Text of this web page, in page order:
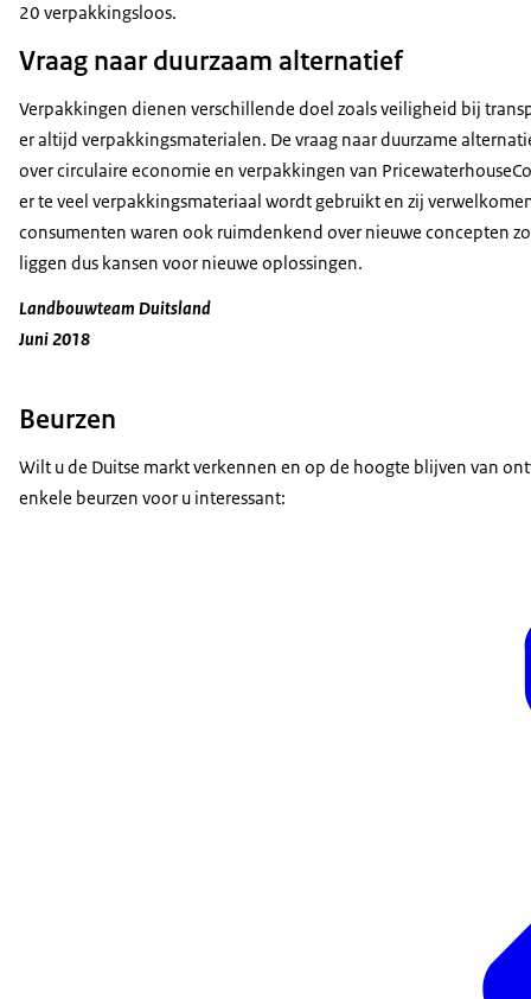
20 verpakkingsloos.
Vraag naar duurzaam alternatief
Verpakkingen dienen verschillende doel zoals veiligheid bij
er altijd verpakkingsmaterialen. De vraag naar duurzame
over circulaire economie en verpakkingen van
er te veel verpakkingsmateriaal wordt gebruikt en zij
consumenten waren ook ruimdenkend over nieuwe concepten
liggen dus kansen voor nieuwe oplossingen.
Landbouwteam Duitsland
Juni 2018
Beurzen
Wilt u de Duitse markt verkennen en op de hoogte blijven van
enkele beurzen voor u interessant: